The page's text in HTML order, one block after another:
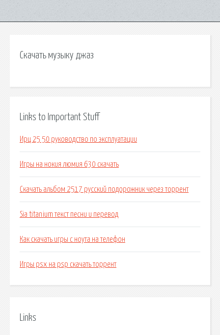
Скачать музыку джаз
Links to Important Stuff
Ирц 25 50 руководство по эксплуатации
Игры на нокия люмия 630 скачать
Скачать альбом 2517 русский подорожник через торрент
Sia titanium текст песни и перевод
Как скачать игры с ноута на телефон
Игры psx на psp скачать торрент
Links